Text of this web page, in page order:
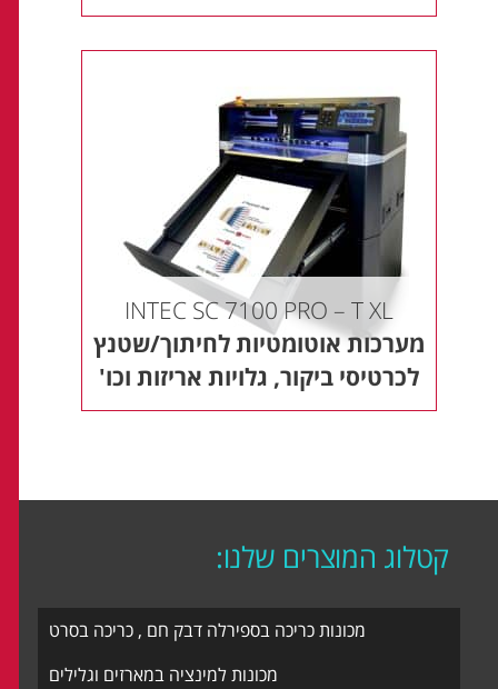
INTEC SC 7100 PRO – T XL
מערכות אוטומטיות לחיתוך/שטנץ
לכרטיסי ביקור, גלויות אריזות וכו'
קטלוג המוצרים שלנו:
מכונות כריכה בספירלה דבק חם , כריכה בסרט
מכונות למינציה במארזים וגלילים